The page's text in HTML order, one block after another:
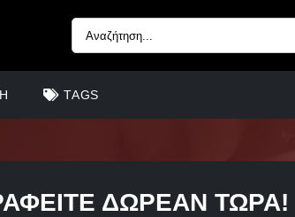
TAGS
ΔΩΡΕΑΝ ΤΩΡΑ!